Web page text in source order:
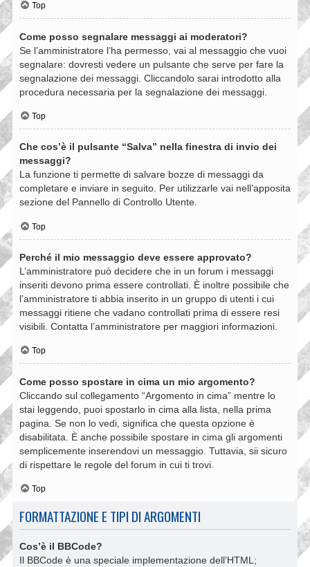
Top
Come posso segnalare messaggi ai moderatori?
Se l’amministratore l’ha permesso, vai al messaggio che vuoi
segnalare: dovresti vedere un pulsante che serve per fare la
segnalazione dei messaggi. Cliccandolo sarai introdotto alla
procedura necessaria per la segnalazione dei messaggi.
Top
Che cos’è il pulsante “Salva” nella finestra di invio dei
messaggi?
La funzione ti permette di salvare bozze di messaggi da
completare e inviare in seguito. Per utilizzarle vai nell’apposita
sezione del Pannello di Controllo Utente.
Top
Perché il mio messaggio deve essere approvato?
L’amministratore può decidere che in un forum i messaggi
inseriti devono prima essere controllati. È inoltre possibile che
l’amministratore ti abbia inserito in un gruppo di utenti i cui
messaggi ritiene che vadano controllati prima di essere resi
visibili. Contatta l’amministratore per maggiori informazioni.
Top
Come posso spostare in cima un mio argomento?
Cliccando sul collegamento “Argomento in cima” mentre lo
stai leggendo, puoi spostarlo in cima alla lista, nella prima
pagina. Se non lo vedi, significa che questa opzione è
disabilitata. È anche possibile spostare in cima gli argomenti
semplicemente inserendovi un messaggio. Tuttavia, sii sicuro
di rispettare le regole del forum in cui ti trovi.
Top
FORMATTAZIONE E TIPI DI ARGOMENTI
Cos’è il BBCode?
Il BBCode è una speciale implementazione dell’HTML;